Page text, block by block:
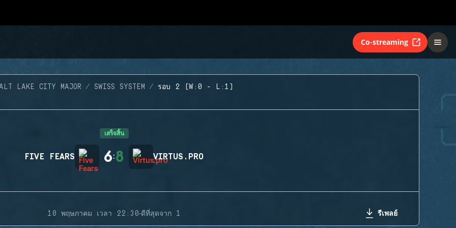
Co-streaming
LAKE CITY MAJOR SWISS SYSTEM รอบ 2 (W:0 - L:1)
เสร็จสิ้น
FIVE FEARS 6:8 VIRTUS.PRO
10 พฤษภาคม เวลา 22:30·ดีที่สุดจาก 1 รีเพลย์